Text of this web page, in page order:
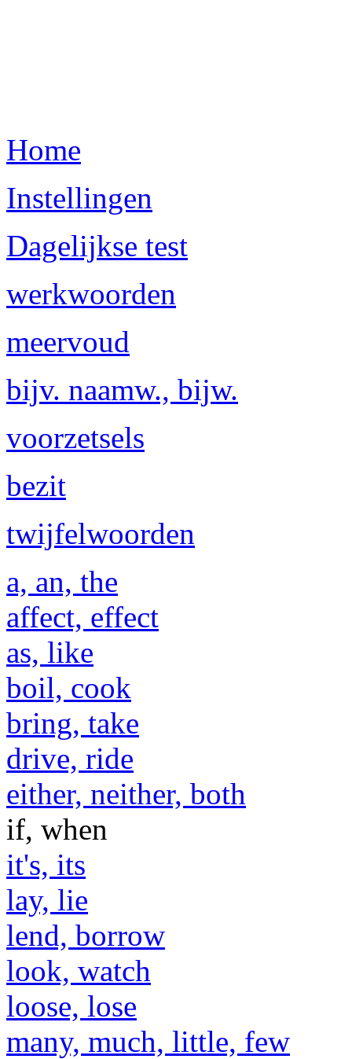
Home
Instellingen
Dagelijkse test
werkwoorden
meervoud
bijv. naamw., bijw.
voorzetsels
bezit
twijfelwoorden
a, an, the
affect, effect
as, like
boil, cook
bring, take
drive, ride
either, neither, both
if, when
it's, its
lay, lie
lend, borrow
look, watch
loose, lose
many, much, little, few